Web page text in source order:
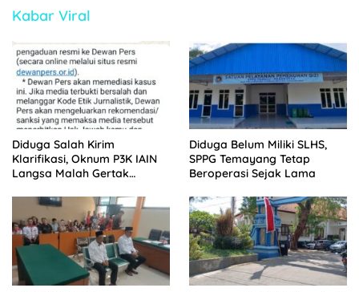
Kabar Viral
Diduga Salah Kirim
Klarifikasi, Oknum P3K IAIN
Langsa Malah Gertak
Diduga Belum Miliki SLHS,
SPPG Temayang Tetap
Beroperasi Sejak Lama